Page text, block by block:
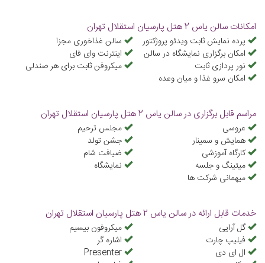
امکانات سالن یاس 2 هتل پارسیان استقلال تهران
پرده نمایش ثابت ویدئو پروژکتور
سالن غذاخوری مجزا
امکان برگزاری نمایشگاه در سالن
اینترنت وای فای
نور پردازی ثابت
میکروفن ثابت برای هر صندلی
امكان سرو غذا و ميان وعده
مراسم قابل برگزاری در سالن یاس 2 هتل پارسیان استقلال تهران
عروسی
مجلس ترحیم
همایش و سمینار
جشن تولد
کارگاه آموزشی
ضیافت شام
میتینگ و جلسه
نمایشگاه
میهمانی شرکت ها
خدمات قابل ارائه در سالن یاس 2 هتل پارسیان استقلال تهران
گل آرایی
میکروفون بیسیم
فیلیپ چارت
اشاره گر
ال ای دی
Presenter